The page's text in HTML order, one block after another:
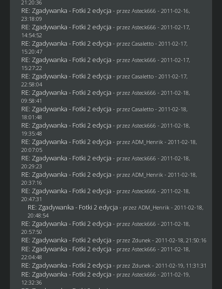
21:20:36
RE: Zgadywanka - Fotki 2 edycja - przez Asteck666 - 2011-02-16,
23:18:09
RE: Zgadywanka - Fotki 2 edycja - przez Asteck666 - 2011-02-17,
14:54:52
RE: Zgadywanka - Fotki 2 edycja - przez Casaletto- 2011-02-17,
15:20:47
RE: Zgadywanka - Fotki 2 edycja - przez Asteck666 - 2011-02-17,
15:27:22
RE: Zgadywanka - Fotki 2 edycja - przez Casaletto- 2011-02-17,
22:58:04
RE: Zgadywanka - Fotki 2 edycja - przez Asteck666 - 2011-02-18,
09:58:41
RE: Zgadywanka - Fotki 2 edycja - przez Casaletto- 2011-02-18,
18:01:48
RE: Zgadywanka - Fotki 2 edycja - przez Asteck666 - 2011-02-18,
19:35:48
RE: Zgadywanka - Fotki 2 edycja - przez ADM_Henrik - 2011-02-18,
20:07:05
RE: Zgadywanka - Fotki 2 edycja - przez Asteck666 - 2011-02-18,
20:29:23
RE: Zgadywanka - Fotki 2 edycja - przez ADM_Henrik - 2011-02-18,
20:37:16
RE: Zgadywanka - Fotki 2 edycja - przez Asteck666 - 2011-02-18,
20:47:31
RE: Zgadywanka - Fotki 2 edycja - przez ADM_Henrik - 2011-02-18,
20:48:54
RE: Zgadywanka - Fotki 2 edycja - przez Asteck666 - 2011-02-18,
20:57:50
RE: Zgadywanka - Fotki 2 edycja - przez Zdunek - 2011-02-18, 21:50:16
RE: Zgadywanka - Fotki 2 edycja - przez Asteck666 - 2011-02-18,
22:04:48
RE: Zgadywanka - Fotki 2 edycja - przez Zdunek - 2011-02-19, 11:31:31
RE: Zgadywanka - Fotki 2 edycja - przez Asteck666 - 2011-02-19,
12:32:36